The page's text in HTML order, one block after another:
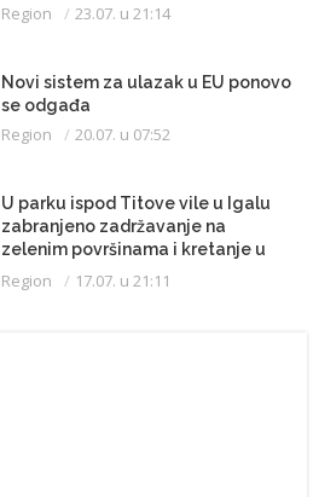
Region 23.07. u 21:14
Novi sistem za ulazak u EU ponovo
se odgađa
Region 20.07. u 07:52
U parku ispod Titove vile u Igalu
zabranjeno zadržavanje na
zelenim površinama i kretanje u
kupaćem kostimu
Region 17.07. u 21:11